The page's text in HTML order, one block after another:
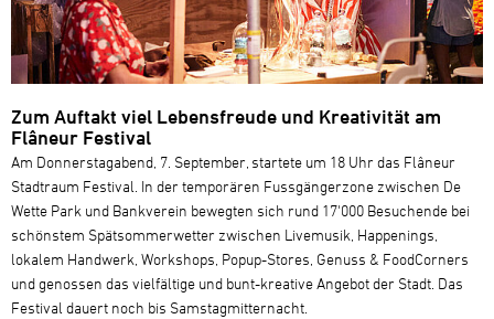
Zum Auftakt viel Lebensfreude und Kreativität am
Flâneur Festival
Am Donnerstagabend, 7. September, startete um 18 Uhr das Flâneur
Stadtraum Festival. In der temporären Fussgängerzone zwischen De
Wette Park und Bankverein bewegten sich rund 17'000 Besuchende bei
schönstem Spätsommerwetter zwischen Livemusik, Happenings,
lokalem Handwerk, Workshops, Popup-Stores, Genuss & FoodCorners
und genossen das vielfältige und bunt-kreative Angebot der Stadt. Das
Festival dauert noch bis Samstagmitternacht.